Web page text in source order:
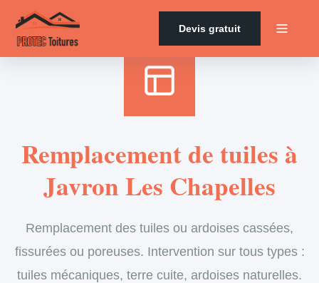
Devis gratuit
Remplacement de tuiles à
Javron Les Chapelles
Remplacement des tuiles ou ardoises cassées,
fissurées ou poreuses. Intervention sur tous types :
tuiles mécaniques, terre cuite, ardoises naturelles.